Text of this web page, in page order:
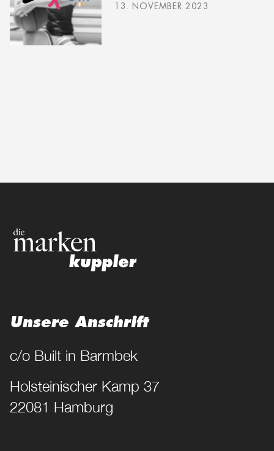
13. NOVEMBER 2023
Unsere Anschrift
c/o Built in Barmbek
Holsteinischer Kamp 37
22081 Hamburg